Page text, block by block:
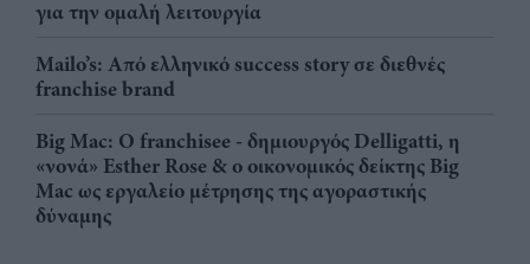
για την ομαλή λειτουργία
Mailo’s: Από ελληνικό success story σε διεθνές
franchise brand
Big Mac: Ο franchisee - δημιουργός Delligatti, η
«νονά» Esther Rose & ο οικονομικός δείκτης Big
Mac ως εργαλείο μέτρησης της αγοραστικής
δύναμης